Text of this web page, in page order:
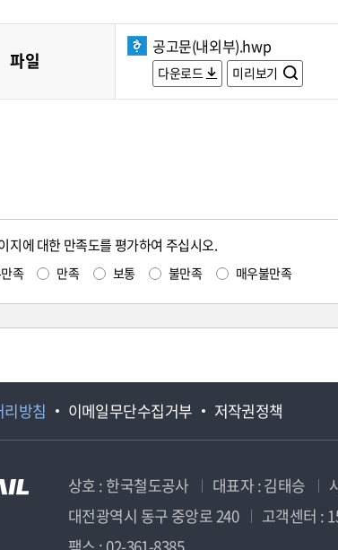
파일
공고문(내외부).hwp
다운로드 미리보기
지에 대한 만족도를 평가하여 주십시오.
족 만족 보통 불만족 매우불만족
방침 이메일무단수집거부 저작권정책
상호 : 한국철도공사 대표자 : 김태승
대전광역시 동구 중앙로 240
고객센터 :